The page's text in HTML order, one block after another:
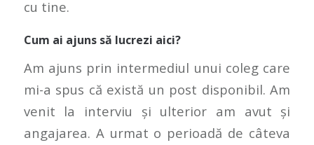
cu tine.
Cum ai ajuns să lucrezi aici?
Am ajuns prin intermediul unui coleg care
mi-a spus că există un post disponibil. Am
venit la interviu și ulterior am avut și
angajarea. A urmat o perioadă de câteva